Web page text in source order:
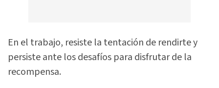
En el trabajo, resiste la tentación de rendirte y
persiste ante los desafíos para disfrutar de la
recompensa.